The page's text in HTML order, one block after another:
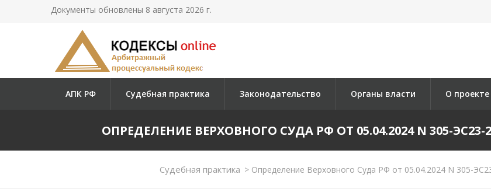
Документы обновлены 8 августа 2026 г.
АПК РФ Судебная практика Законодательство Органы власти О проекте
ОПРЕДЕЛЕНИЕ ВЕРХОВНОГО СУДА РФ ОТ 05.04.2024 N 305-ЭС23-
Судебная практика >Определение Верховного Суда РФ от 05.04.2024 N 305-